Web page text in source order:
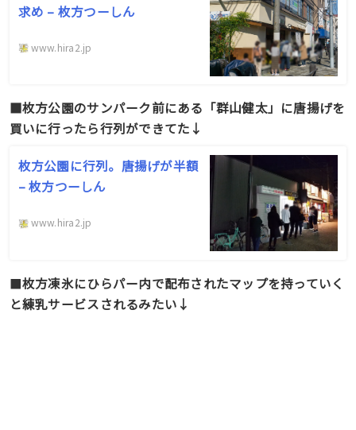
求め – 枚方つーしん
www.hira2.jp
■枚方公園のサンパーク前にある「群山健太」に唐揚げを
買いに行ったら行列ができてた↓
枚方公園に行列。唐揚げが半額
– 枚方つーしん
www.hira2.jp
■枚方凍氷にひらパー内で配布されたマップを持っていく
と練乳サービスされるみたい↓